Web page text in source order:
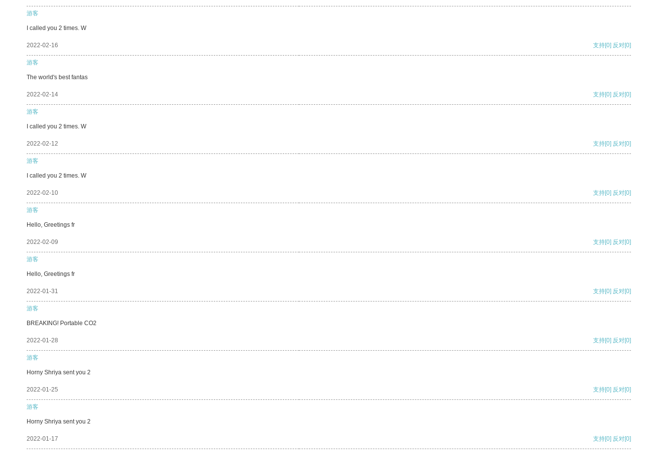
游客
I called you 2 times. W
2022-02-16 支持[0] 反对[0]
游客
The world's best fantas
2022-02-14 支持[0] 反对[0]
游客
I called you 2 times. W
2022-02-12 支持[0] 反对[0]
游客
I called you 2 times. W
2022-02-10 支持[0] 反对[0]
游客
Hello, Greetings fr
2022-02-09 支持[0] 反对[0]
游客
Hello, Greetings fr
2022-01-31 支持[0] 反对[0]
游客
BREAKING! Portable CO2
2022-01-28 支持[0] 反对[0]
游客
Horny Shriya sent you 2
2022-01-25 支持[0] 反对[0]
游客
Horny Shriya sent you 2
2022-01-17 支持[0] 反对[0]